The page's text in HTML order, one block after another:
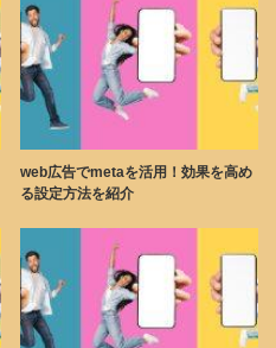
web広告でmetaを活用！効果を高め
る設定方法を紹介